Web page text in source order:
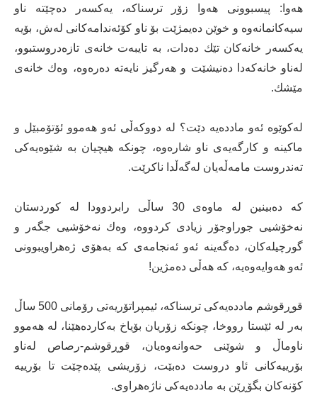
هەوا: پیسبوونی هەوا زۆر ترسناكە، یەكسەر دەچێتە ناو
سیەكانمانەوە و خوێن دەیمژێت بۆ ناو كۆئەندامەكانی لەش، بۆیە
یەكسەر خانەكان تێك دەدات، بە تایبەت خانەی تازەدروستبوو،
لەناو خانەكەدا دەنیشێت و هەرگیز نایەتە دەرەوە، وەك خانەی
مێشك.
لەكوێوە ئەو مادده‌یە دێت؟ لە دووكەڵی ئەو هەموو ئۆتۆمبێل و
ماكینە و كارگەیەی ناو شارەوە، چونكە هیچیان بە شێوەیەكی
تەندروست مامەڵەیان لەگەڵدا ناكرێت.
كە دەبینین لە ماوەی 30 ساڵی رابردوودا لە كوردستان
نەخۆشیی جوراوجۆر زیادی كردووە، وەك نەخۆشیی جگەر و
گورچیلەكان، دەگەینە ئەو ئەنجامەی كە بەهۆی ژەهراویبوونی
ئەو هەوایەوەیە، كە هەڵی دەمژین!
قوڕقوشم مادده‌یەكی ترسناكە، ئیمپراتۆریەتی رۆمانی 500 ساڵ
بەر لە ئێستا رووخا، چونكە زۆریان بۆیاخ بەكاردەهێنا، لە هەموو
ناوماڵ و شوێنی حەوانەوەیان، قوڕقوشم-رصاص لەناو
بۆرییەكانی ئاو دروست دەبێت، زۆریشی پێدەچێت تا بۆرییە
كۆنەكان بگۆڕێن بە مادده‌یەكی ناژەهراوی.